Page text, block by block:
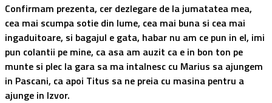
Confirmam prezenta, cer dezlegare de la jumatatea mea,
cea mai scumpa sotie din lume, cea mai buna si cea mai
ingaduitoare, si bagajul e gata, habar nu am ce pun in el, imi
pun colantii pe mine, ca asa am auzit ca e in bon ton pe
munte si plec la gara sa ma intalnesc cu Marius sa ajungem
in Pascani, ca apoi Titus sa ne preia cu masina pentru a
ajunge in Izvor.